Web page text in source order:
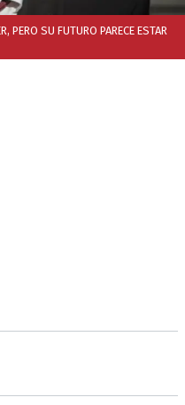
PERO SU FUTURO PARECE ESTAR